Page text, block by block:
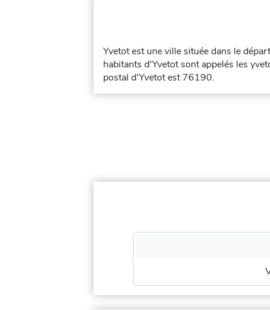
Yvetot est une ville située dans le
habitants d'Yvetot sont appelés les
postal d'Yvetot est 76190.